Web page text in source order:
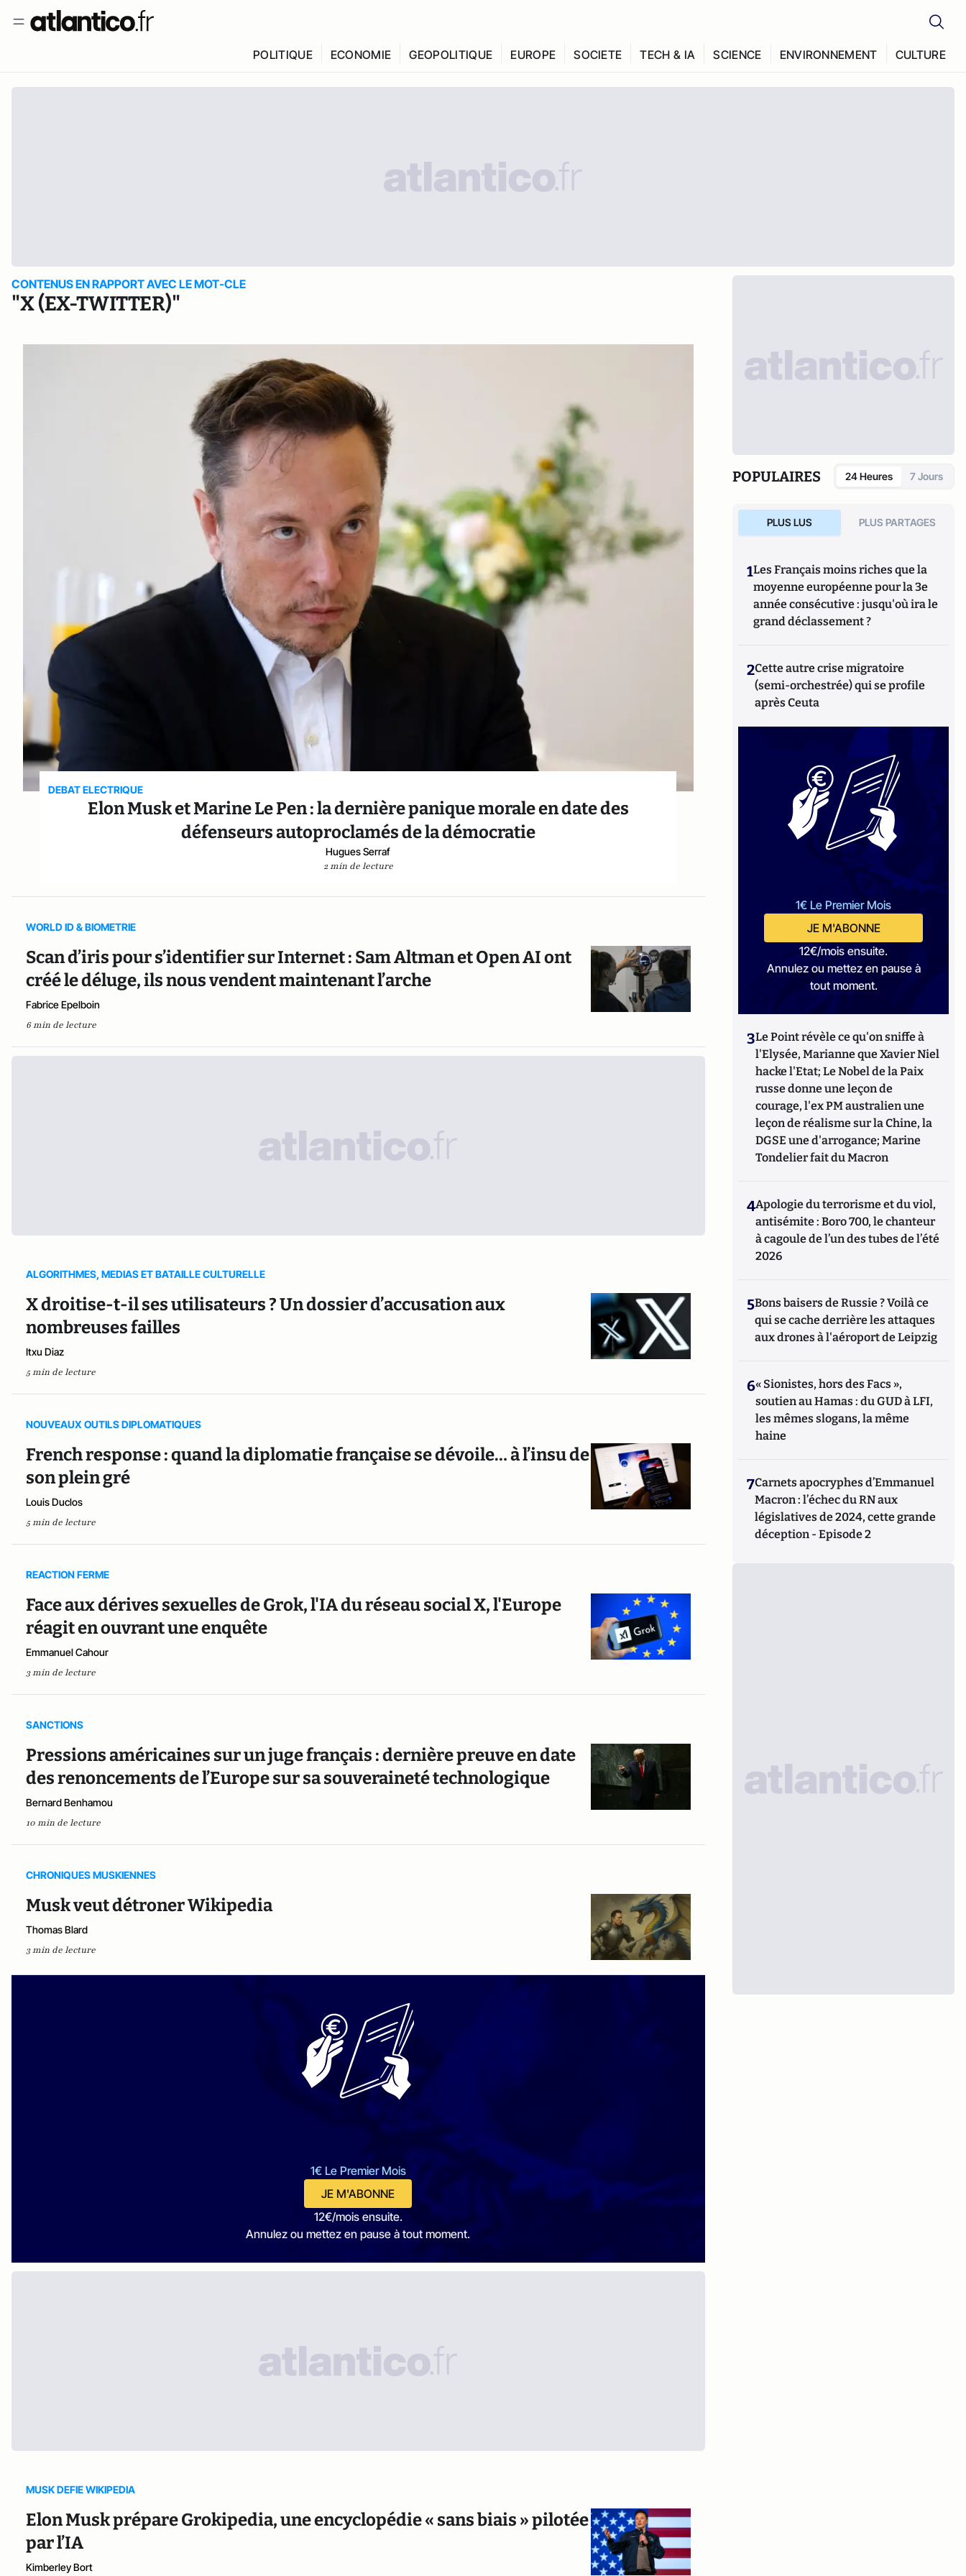
POLITIQUE ECONOMIE GEOPOLITIQUE EUROPE SOCIETE TECH & IA SCIENCE ENVIRONNEMENT CULTURE
CONTENUS EN RAPPORT AVEC LE MOT-CLE
"X (EX-TWITTER)"
DEBAT ELECTRIQUE
Elon Musk et Marine Le Pen : la dernière panique morale en date des
défenseurs autoproclamés de la démocratie
Hugues Serraf
2 min de lecture
WORLD ID & BIOMETRIE
Scan d’iris pour s’identifier sur Internet : Sam Altman et Open AI ont
créé le déluge, ils nous vendent maintenant l’arche
Fabrice Epelboin
6 min de lecture
ALGORITHMES, MEDIAS ET BATAILLE CULTURELLE
X droitise-t-il ses utilisateurs ? Un dossier d’accusation aux
nombreuses failles
Itxu Diaz
5 min de lecture
NOUVEAUX OUTILS DIPLOMATIQUES
French response : quand la diplomatie française se dévoile… à l’insu de
son plein gré
Louis Duclos
5 min de lecture
REACTION FERME
Face aux dérives sexuelles de Grok, l'IA du réseau social X, l'Europe
réagit en ouvrant une enquête
Emmanuel Cahour
3 min de lecture
SANCTIONS
Pressions américaines sur un juge français : dernière preuve en date
des renoncements de l’Europe sur sa souveraineté technologique
Bernard Benhamou
10 min de lecture
CHRONIQUES MUSKIENNES
Musk veut détroner Wikipedia
Thomas Blard
3 min de lecture
1€ Le Premier Mois
JE M'ABONNE
12€/mois ensuite.
Annulez ou mettez en pause à tout moment.
MUSK DEFIE WIKIPEDIA
Elon Musk prépare Grokipedia, une encyclopédie « sans biais » pilotée
par l’IA
Kimberley Bort
POPULAIRES 24 Heures 7 Jours
PLUS LUS PLUS PARTAGES
1Les Français moins riches que la
moyenne européenne pour la 3e
année consécutive : jusqu'où ira le
grand déclassement ?
2Cette autre crise migratoire
(semi-orchestrée) qui se profile
après Ceuta
1€ Le Premier Mois
JE M'ABONNE
12€/mois ensuite.
Annulez ou mettez en pause à
tout moment.
3Le Point révèle ce qu'on sniffe à
l'Elysée, Marianne que Xavier Niel
hacke l'Etat; Le Nobel de la Paix
russe donne une leçon de
courage, l'ex PM australien une
leçon de réalisme sur la Chine, la
DGSE une d'arrogance; Marine
Tondelier fait du Macron
4Apologie du terrorisme et du viol,
antisémite : Boro 700, le chanteur
à cagoule de l’un des tubes de l’été
2026
5Bons baisers de Russie ? Voilà ce
qui se cache derrière les attaques
aux drones à l'aéroport de Leipzig
6« Sionistes, hors des Facs »,
soutien au Hamas : du GUD à LFI,
les mêmes slogans, la même
haine
7Carnets apocryphes d’Emmanuel
Macron : l’échec du RN aux
législatives de 2024, cette grande
déception - Episode 2